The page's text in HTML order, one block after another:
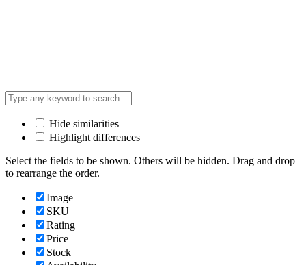
Hide similarities
Highlight differences
Select the fields to be shown. Others will be hidden. Drag and drop
to rearrange the order.
Image
SKU
Rating
Price
Stock